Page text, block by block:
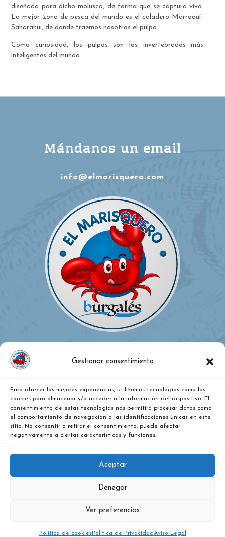
Gestionar consentimiento
Para ofrecer las mejores experiencias, utilizamos tecnologías como las
cookies para almacenar y/o acceder a la información del dispositivo. El
consentimiento de estas tecnologías nos permitirá procesar datos como
el comportamiento de navegación o las identificaciones únicas en este
sitio. No consentir o retirar el consentimiento, puede afectar
negativamente a ciertas características y funciones.
Aceptar
Denegar
Ver preferencias
Política de cookiesPolítica de PrivacidadAviso Legal
diseñada para dicho molusco, de forma que se captura vivo.
La mejor zona de pesca del mundo es el caladero Marroquí-
Saharahui, de donde traemos nosotros el pulpo.
Como curiosidad, los pulpos son los invertebrados más
inteligentes del mundo.
Mándanos un email
info@elmarisquero.com
¿DÓNDE ESTAMOS?
Calle Vitoria, nº 271, Pentasa 2, nave 36. Burgos
El Marisquero Burgalés - Copyright 2023. Todos
los derechos reservados.